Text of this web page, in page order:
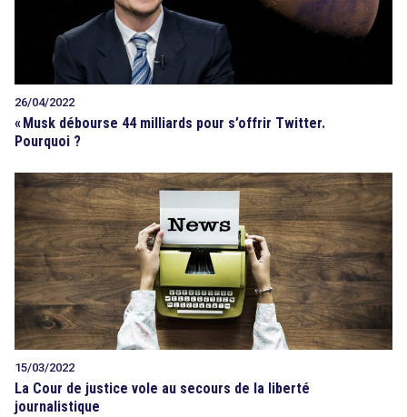
26/04/2022
« Musk débourse 44 milliards pour s’offrir Twitter.
Pourquoi ?
15/03/2022
La Cour de justice vole au secours de la liberté
journalistique